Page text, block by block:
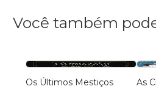
Você também
Os Últimos Mestiços
As